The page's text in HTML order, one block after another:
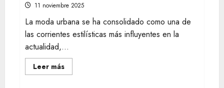
11 noviembre 2025
La moda urbana se ha consolidado como una de
las corrientes estilísticas más influyentes en la
actualidad,...
Leer másLeer
más